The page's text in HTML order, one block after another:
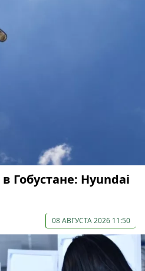
Гобустане: Hyundai
08 АВГУСТА 2026 11:50